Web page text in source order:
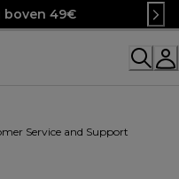
boven 49€
Service and Support